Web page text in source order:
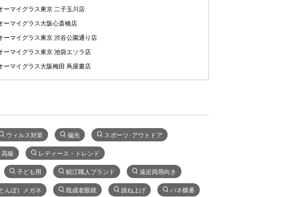
ーマイグラス東京 二子玉川店
ーマイグラス大阪心斎橋店
ーマイグラス東京 渋谷公園通り店
ーマイグラス東京 池袋エソラ店
ーマイグラス大阪梅田 蔦屋書店
ウィルス対策 偏光 スポーツ･アウトドア
高級 レディース・トレンド
子ども用 鯖江職人ブランド 遠近両用向き
んぼ）メガネ 既成老眼鏡 跳ね上げ バネ蝶番